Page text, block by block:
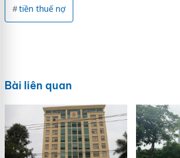
tiền thuế nợ
Bài liên quan